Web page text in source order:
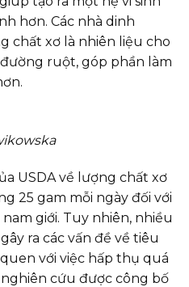
hơn. Các nhà dinh
chất xơ là nhiên liệu cho
ruột, góp phần làm
USDA về lượng chất xơ
25 gam mỗi ngày đối với
giới. Tuy nhiên, nhiều
ra các vấn đề về tiêu
với việc hấp thụ quá
cứu được công bố